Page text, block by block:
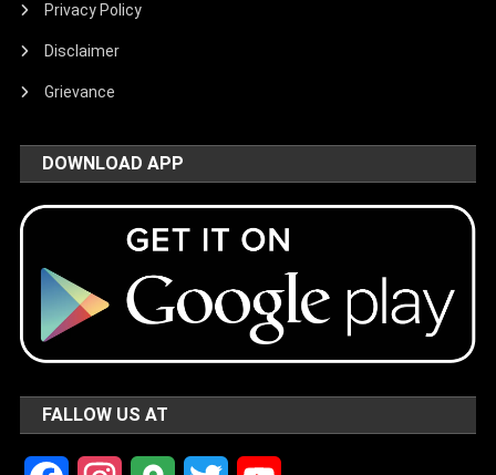
Privacy Policy
Disclaimer
Grievance
DOWNLOAD APP
FALLOW US AT